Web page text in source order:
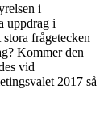
i
uppdrag i
frågetecken
Kommer den
vid
2017 så